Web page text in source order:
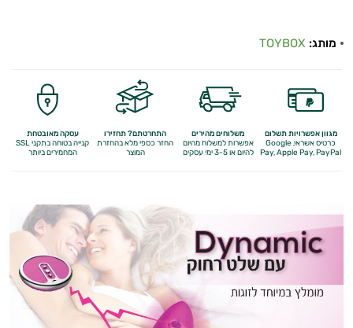
מותג: TOYBOX
מגוון אפשרויות תשלום
כרטיס אשראי, Google
Pay,Apple Pay, PayPal
משלוחים מהירים
אפשרות למשלוח מהיום
להיום או 3-5 ימי עסקים
התחרטתם? תחזירו
החזר כספי מלאבהחזרת
המוצר
עסקה מאובטחת
קנייה בטוחה בתקני SSL
המחמירים ביותר